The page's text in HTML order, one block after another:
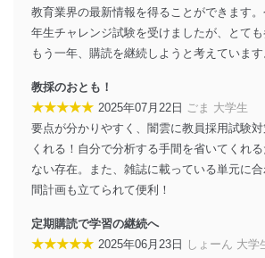
アクセス者の識別と認証
機器に標準装備されているユーザ
ーザーアカウント制御）により
ベース等を取り扱う情報システム
外部からの不正アクセス等の防止
個人データを取り扱う機器等のオ
システムを最新の状態に保持して
ソフトウェア等を導入し、自動
により、これを最新状態としてい
情報システムの使用に伴う漏洩等の防
メール等により個人データの含ま
教育業界の最新情報を得ることができます
年生チャレンジ試験を受けましたが、とても
もう一年、購読を継続しようと考えています
教採のおとも！
★★★★★ 2025年07月22日 ごま 大学生
要点が分かりやすく、闇雲に教員採用試験
くれる！自分で分析する手間を省いてくれ
ない存在。また、雑誌に載っている単元に
間計画も立てられて便利！
定期購読で学習の継続へ
★★★★★ 2025年06月23日 しょーん 大学